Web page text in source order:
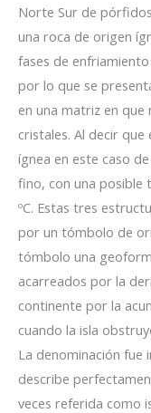
Norte Sur de
una roca de origen
fases de
por lo que se
en una matriz en que
cristales. Al decir
ígnea en este caso
fino, con una posible
ºC. Estas tres
por un tómbolo de
tómbolo una
acarreados por la
continente por la
cuando la isla
La denominación fue
describe
veces referida como